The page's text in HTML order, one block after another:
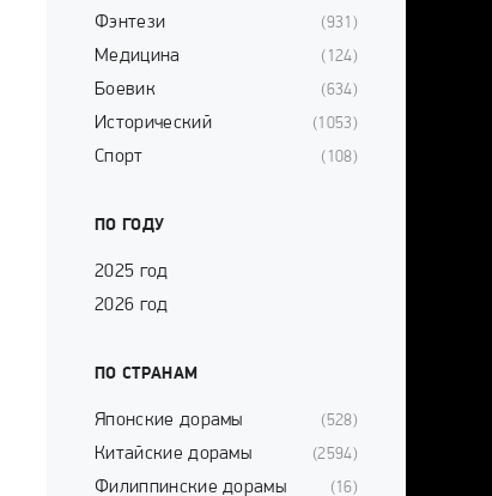
Фэнтези (931)
Медицина (124)
Боевик (634)
Исторический (1053)
Спорт (108)
ПО ГОДУ
2025 год
2026 год
ПО СТРАНАМ
Японские дорамы (528)
Китайские дорамы (2594)
Филиппинские дорамы (16)